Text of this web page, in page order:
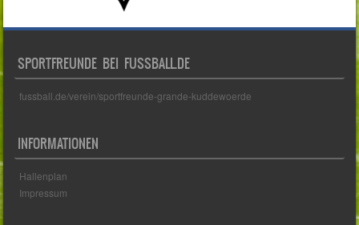
SPORTFREUNDE BEI FUSSBALL.DE
fussball.de/verein/sportfreunde-grande-kuddewoerde
INFORMATIONEN
Hallenplan
Impressum